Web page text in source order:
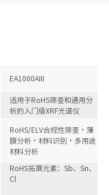
EA1000AIII
适用于RoHS筛查和通用分
析的入门级XRF光谱仪
RoHS/ELV合规性筛查・薄
膜分析・材料识别・多用途
材料分析
RoHS拓展元素：Sb、Sn、
Cl